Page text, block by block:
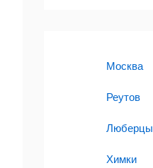
Москва
Реутов
Люберцы
Химки